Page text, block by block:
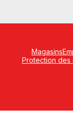
Magasins
Protection des